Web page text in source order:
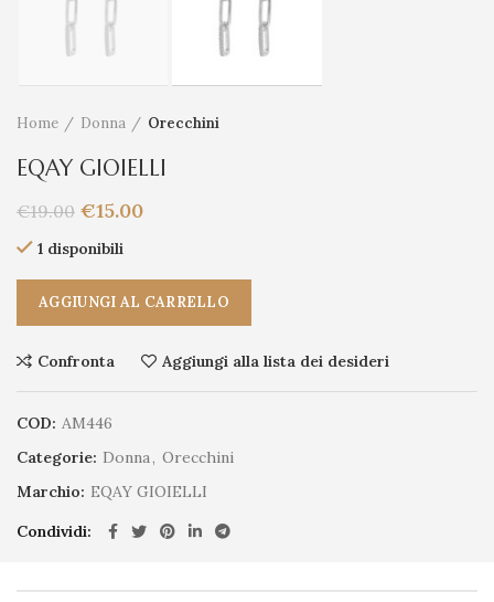
Home Donna Orecchini
EQAY GIOIELLI
€19.00 €15.00
1 disponibili
AGGIUNGI AL CARRELLO
Confronta Aggiungi alla lista dei desideri
COD: AM446
Categorie: Donna, Orecchini
Marchio: EQAY GIOIELLI
Condividi